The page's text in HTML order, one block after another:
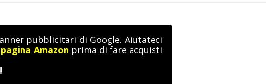
pubblicitari di Google. Aiutateci
Amazon prima di fare acquisti